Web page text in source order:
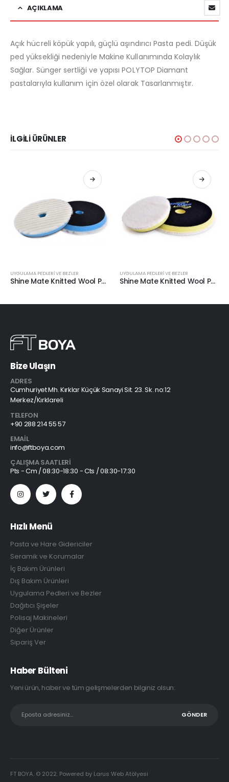
AÇIKLAMA
Açık hücreli köpük yapılı, güçlü aşındırıcı Pasta pedi. Düşük
ped yüksekliği nedeniyle Makine Kullanımında Kolaylık
Sağlar. Sünger sertliği ve yapısı POLYTOP Diamant
pastalarıyla kullanım için özel olarak Tasarlanmıştır.
İLGILI ÜRÜNLER
UYGULAMA PEDLERİ VE BEZLER
Shine Mate Knitted Wool Pad Mavi Taban Agresif Yün Pasta Keçesi 75/80mm
UYGULAMA PEDLERİ VE BEZLER
Shine Mate Knitted Wool Pad Sarı Taban Agresif Yün Pasta Keçesi 75/80mm
Bize Ulaşın
ADRES
Cumhuriyet Mh. Kırklar Küçük Sanayi Sit. 23. Sk. no:12
Merkez/Kırklareli
TELEFON
+90 288 214 55 57
EMAIL
info@ftboya.com
ÇALIŞMA SAATLERI
Pts - Cm / 08:30-18:30 - Cts / 08:30-17:30
Hızlı Menü
Pasta ve Hare Gidericiler
Seramik ve Korumalar
İç Bakım Ürünleri
Dış Bakım Ürünleri
Uygulama Pedleri ve Bezler
Dağıtıcı Şişeler
Polisaj Makineleri
Diğer Ürünler
Sipariş Ver
Haber Bülteni
Yeni ürün, haber ve tüm gelişmelerden bilginiz olsun:
FT BOYA. © 2022. Powered by Larus Web Atölyesi